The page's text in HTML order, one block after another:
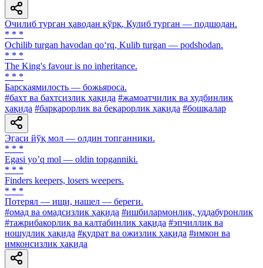
Очилиб турган ҳаводан қўрқ, Кулиб турган — подшодан.
* * *
Ochilib turgan havodan qo‘rq, Kulib turgan — podshodan.
* * *
The King's favour is no inheritance.
* * *
Барскаямилость — божьяроса.
#бахт ва бахтсизлик ҳақида #жамоатчилик ва худбинлик
ҳақида #барқарорлик ва беқарорлик ҳақида #бошқалар
Эгаси йўқ мол — олдин топганники.
* * *
Egasi yoʼq mol — oldin topganniki.
* * *
Finders keepers, losers weepers.
* * *
Потерял — ищи, нашел — береги.
#омад ва омадсизлик ҳақида #ишбилармонлик, уддабуронлик
#тажрибакорлик ва калтабинлик ҳақида #эпчиллик ва
ношудлик ҳақида #қудрат ва ожизлик ҳақида #имкон ва
имконсизлик ҳақида